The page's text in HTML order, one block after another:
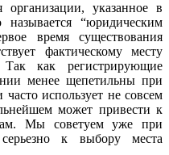
указанное в
называется “юридическим
время существования
фактическому месту
как регистрирующие
менее щепетильны при
использует не совсем
может привести к
Мы советуем уже при
к выбору места